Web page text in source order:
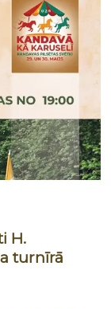
H.
turnīrā